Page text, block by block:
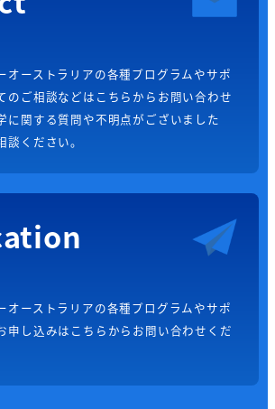
オーストラリアの各種プログラムやサポ
のご相談などはこちらからお問い合わせ
に関する質問や不明点がございました
談ください。
オーストラリアの各種プログラムやサポ
申し込みはこちらからお問い合わせくだ